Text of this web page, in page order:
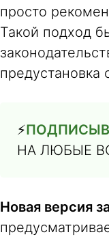
просто
Такой подход
предустановка
⚡️
НА ЛЮБЫЕ
Новая версия